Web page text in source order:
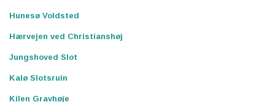
Hunesø Voldsted
Hærvejen ved Christianshøj
Jungshoved Slot
Kalø Slotsruin
Kilen Gravhøje